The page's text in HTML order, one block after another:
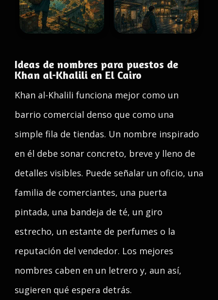
Ideas de nombres para puestos de
Khan al-Khalili en El Cairo
Khan al-Khalili funciona mejor como un
barrio comercial denso que como una
simple fila de tiendas. Un nombre inspirado
en él debe sonar concreto, breve y lleno de
detalles visibles. Puede señalar un oficio, una
familia de comerciantes, una puerta
pintada, una bandeja de té, un giro
estrecho, un estante de perfumes o la
reputación del vendedor. Los mejores
nombres caben en un letrero y, aun así,
sugieren qué espera detrás.